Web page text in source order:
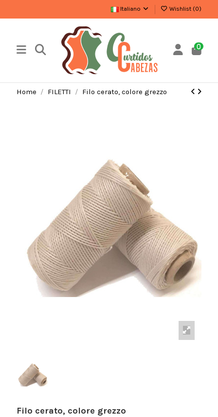
Italiano Wishlist (0)
0
Home FILETTI Filo cerato, colore grezzo
Filo cerato, colore grezzo